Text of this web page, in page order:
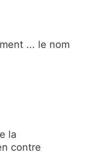
... le nom
la
contre